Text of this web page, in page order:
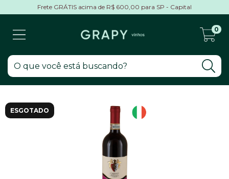
Frete GRÁTIS acima de R$ 600,00 para SP - Capital
0
ESGOTADO